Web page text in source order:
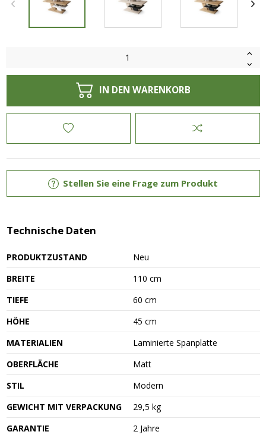
IN DEN WARENKORB
Stellen Sie eine Frage zum Produkt
Technische Daten
PRODUKTZUSTAND
Neu
BREITE
110 cm
TIEFE
60 cm
HÖHE
45 cm
MATERIALIEN
Laminierte Spanplatte
OBERFLÄCHE
Matt
STIL
Modern
GEWICHT MIT VERPACKUNG
29,5 kg
GARANTIE
2 Jahre